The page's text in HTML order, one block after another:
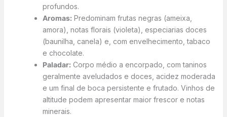
profundos.
Aromas:Predominam frutas negras (ameixa,
amora), notas florais (violeta), especiarias doces
(baunilha, canela) e, com envelhecimento, tabaco
e chocolate.
Paladar:Corpo médio a encorpado, com taninos
geralmente aveludados e doces, acidez moderada
e um final de boca persistente e frutado. Vinhos de
altitude podem apresentar maior frescor e notas
minerais.